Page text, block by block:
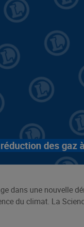
des gaz
dans une nouvelle
du climat. La